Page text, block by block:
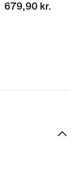
679,90 kr.
679,90 kr.